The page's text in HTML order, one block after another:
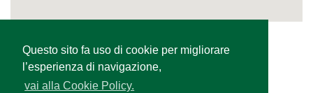
Questo sito fa uso di cookie per migliorare
l’esperienza di navigazione,
vai alla Cookie Policy.
Condividi